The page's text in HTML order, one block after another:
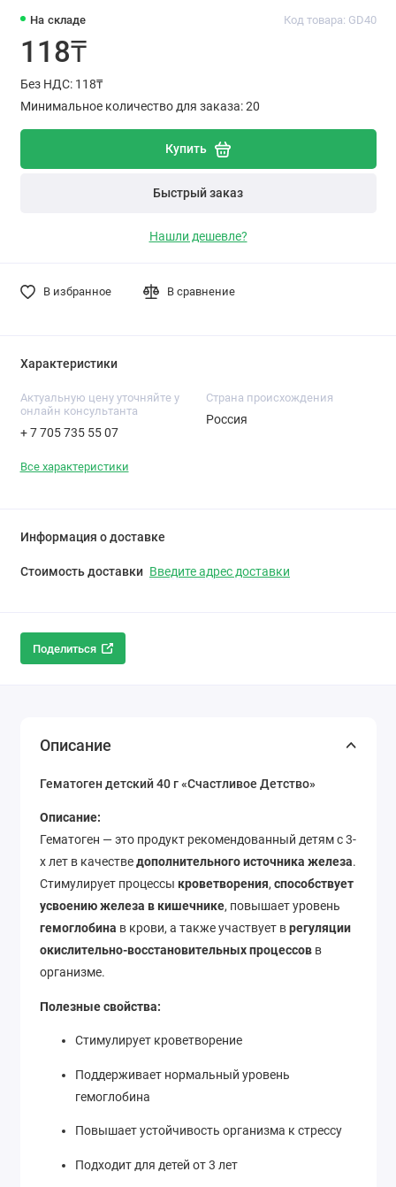
На складе Код товара: GD40
118₸
Без НДС: 118₸
Минимальное количество для заказа: 20
Купить
Быстрый заказ
Нашли дешевле?
В избранное В сравнение
Характеристики
Актуальную цену уточняйте у
онлайн консультанта
+ 7 705 735 55 07
Cтрана происхождения
Россия
Все характеристики
Информация о доставке
Стоимость доставки Введите адрес доставки
Поделиться
Описание
Гематоген детский 40 г «Счастливое Детство»
Описание:
Гематоген — это продукт рекомендованный детям с 3-
х лет в качестведополнительного источника железа.
Стимулирует процессы кроветворения, способствует
усвоению железа в кишечнике, повышает уровень
гемоглобина в крови, а также участвует врегуляции
окислительно-восстановительных процессов в
организме.
Полезные свойства:
Стимулирует кроветворение
Поддерживает нормальный уровень
гемоглобина
Повышает устойчивость организма к стрессу
Подходит для детей от 3 лет